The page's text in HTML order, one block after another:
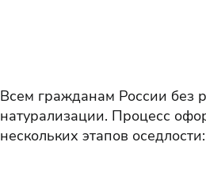
Всем гражданам России без
натурализации. Процесс
нескольких этапов оседлости: